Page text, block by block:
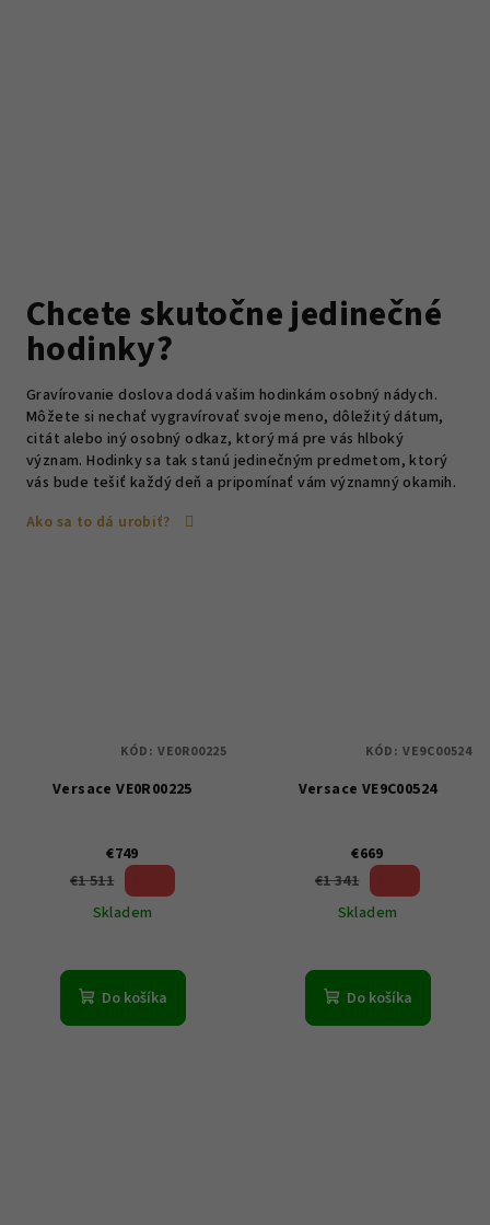
Chcete skutočne jedinečné
hodinky?
Gravírovanie doslova dodá vašim hodinkám osobný nádych.
Môžete si nechať vygravírovať svoje meno, dôležitý dátum,
citát alebo iný osobný odkaz, ktorý má pre vás hlboký
význam. Hodinky sa tak stanú jedinečným predmetom, ktorý
vás bude tešiť každý deň a pripomínať vám významný okamih.
Ako sa to dá urobiť?
Versace VE0R00225
€749
€1 511
Skladem
Do košíka
KÓD: VE0R00225
Versace VE9C00524
€669
€1 341
Skladem
Do košíka
KÓD: VE9C00524